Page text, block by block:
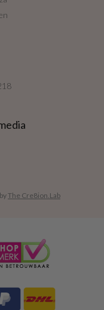
The Cre8ion.Lab